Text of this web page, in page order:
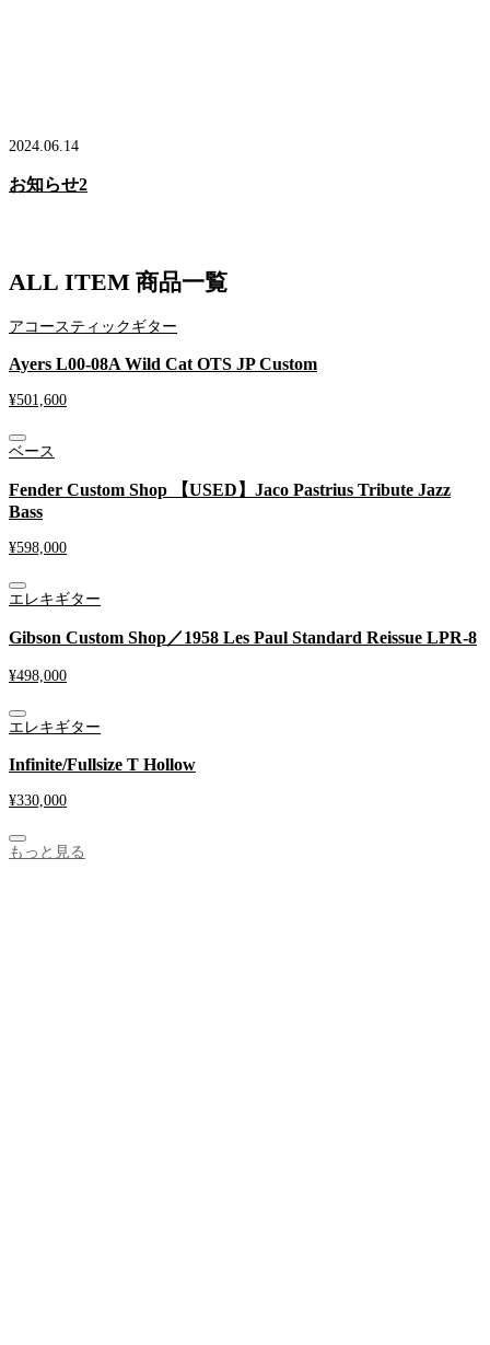
2024.06.14
お知らせ2
ALL ITEM 商品一覧
アコースティックギター
Ayers L00-08A Wild Cat OTS JP Custom
¥501,600
ベース
Fender Custom Shop 【USED】Jaco Pastrius Tribute Jazz
Bass
¥598,000
エレキギター
Gibson Custom Shop／1958 Les Paul Standard Reissue LPR-8
¥498,000
エレキギター
Infinite/Fullsize T Hollow
¥330,000
もっと見る